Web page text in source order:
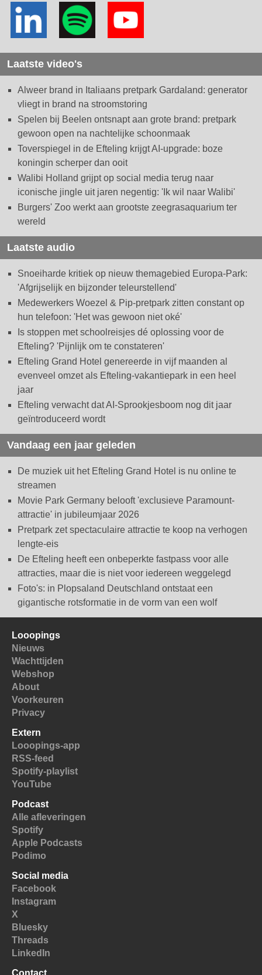
Laatste video's
Alweer brand in Italiaans pretpark Gardaland: generator
vliegt in brand na stroomstoring
Spelen bij Beelen ontsnapt aan grote brand: pretpark
gewoon open na nachtelijke schoonmaak
Toverspiegel in de Efteling krijgt AI-upgrade: boze
koningin scherper dan ooit
Walibi Holland grijpt op social media terug naar
iconische jingle uit jaren negentig: 'Ik wil naar Walibi'
Burgers' Zoo werkt aan grootste zeegrasaquarium ter
wereld
Laatste audio
Snoeiharde kritiek op nieuw themagebied Europa-Park:
'Afgrijselijk en bijzonder teleurstellend'
Medewerkers Woezel & Pip-pretpark zitten constant op
hun telefoon: 'Het was gewoon niet oké'
Is stoppen met schoolreisjes dé oplossing voor de
Efteling? 'Pijnlijk om te constateren'
Efteling Grand Hotel genereerde in vijf maanden al
evenveel omzet als Efteling-vakantiepark in een heel
jaar
Efteling verwacht dat AI-Sprookjesboom nog dit jaar
geïntroduceerd wordt
Vandaag een jaar geleden
De muziek uit het Efteling Grand Hotel is nu online te
streamen
Movie Park Germany belooft 'exclusieve Paramount-
attractie' in jubileumjaar 2026
Pretpark zet spectaculaire attractie te koop na verhogen
lengte-eis
De Efteling heeft een onbeperkte fastpass voor alle
attracties, maar die is niet voor iedereen weggelegd
Foto's: in Plopsaland Deutschland ontstaat een
gigantische rotsformatie in de vorm van een wolf
Looopings
Nieuws
Wachttijden
Webshop
About
Voorkeuren
Privacy
Extern
Looopings-app
RSS-feed
Spotify-playlist
YouTube
Podcast
Alle afleveringen
Spotify
Apple Podcasts
Podimo
Social media
Facebook
Instagram
X
Bluesky
Threads
LinkedIn
Contact